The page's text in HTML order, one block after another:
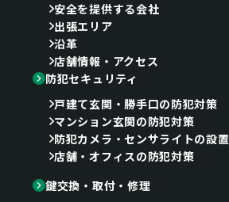
安全を提供する会社
出張エリア
沿革
店舗情報・アクセス
防犯セキュリティ
戸建て玄関・勝手口の防犯対策
マンション玄関の防犯対策
防犯カメラ・センサライトの設置
店舗・オフィスの防犯対策
鍵交換・取付・修理